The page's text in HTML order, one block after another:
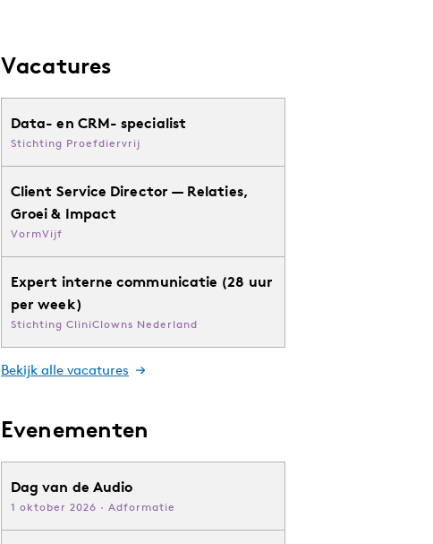
Vacatures
Data- en CRM- specialist
Stichting Proefdiervrij
Client Service Director — Relaties,
Groei & Impact
VormVijf
Expert interne communicatie (28 uur
per week)
Stichting CliniClowns Nederland
Bekijk alle vacatures
Evenementen
Dag van de Audio
1 oktober 2026 · Adformatie